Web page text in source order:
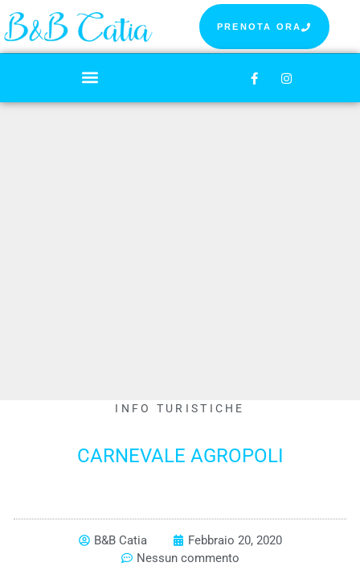
PRENOTA ORA
INFO TURISTICHE
CARNEVALE AGROPOLI
B&B Catia
Febbraio 20, 2020
Nessun commento